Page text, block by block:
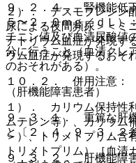
２）． デスモプレシン
尿による夜間頻尿＞＜ミ
ナトリウム血症が発現す
ウム血症が発現するおそ
１０．２． 併用注意：
１）． カリウム保持性
ムテレン等）、カリウム
＞）、トリメトプリム含
トリメトプリム）［血清
９．２．４． 腎機能低
５〜２．０ｍｇ／ｄＬ）
チニン値及び血清尿酸値
分に行うこと（血清クレ
のおそれがある）。
（肝機能障害患者）
９．３．１． 重篤な肝
と〔２．４、９．３．２
９．３．２． 肝機能障